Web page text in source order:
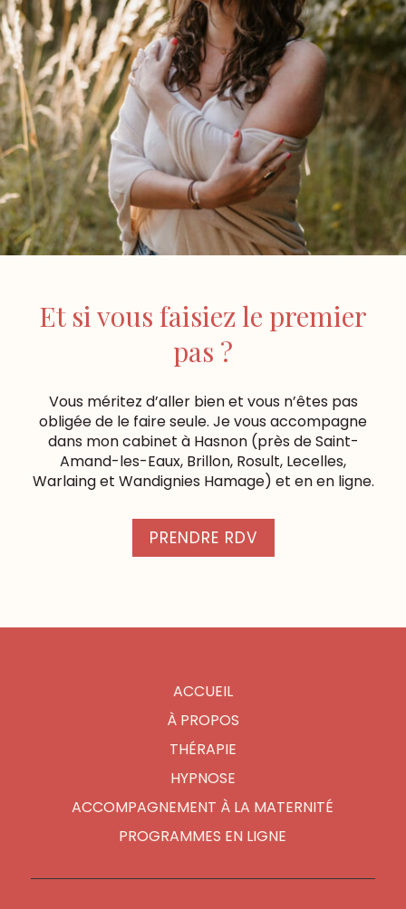
Et si vous faisiez le premier
pas ?
Vous méritez d’aller bien et vous n’êtes pas
obligée de le faire seule. Je vous accompagne
dans mon cabinet à Hasnon (près de Saint-
Amand-les-Eaux, Brillon, Rosult, Lecelles,
Warlaing et Wandignies Hamage) et en en ligne.
PRENDRE RDV
ACCUEIL
À PROPOS
THÉRAPIE
HYPNOSE
ACCOMPAGNEMENT À LA MATERNITÉ
PROGRAMMES EN LIGNE